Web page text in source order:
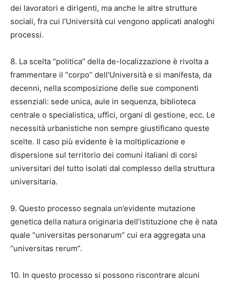
dei lavoratori e dirigenti, ma anche le altre strutture
sociali, fra cui l’Università cui vengono applicati analoghi
processi.
8. La scelta “politica” della de-localizzazione è rivolta a
frammentare il “corpo” dell’Università e si manifesta, da
decenni, nella scomposizione delle sue componenti
essenziali: sede unica, aule in sequenza, biblioteca
centrale o specialistica, uffici, organi di gestione, ecc. Le
necessità urbanistiche non sempre giustificano queste
scelte. Il caso più evidente è la moltiplicazione e
dispersione sul territorio dei comuni italiani di corsi
universitari del tutto isolati dal complesso della struttura
universitaria.
9. Questo processo segnala un’evidente mutazione
genetica della natura originaria dell’istituzione che è nata
quale “universitas personarum” cui era aggregata una
“universitas rerum”.
10. In questo processo si possono riscontrare alcuni